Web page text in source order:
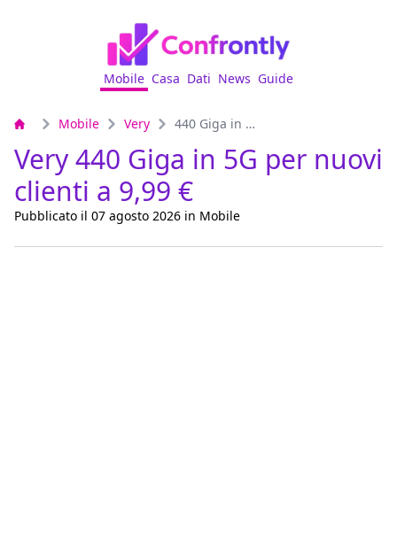
Mobile Casa Dati News Guide
Mobile Very 440 Giga in 5G per nuovi clienti
Very 440 Giga in 5G per nuovi
clienti a 9,99 €
Pubblicato il 07 agosto 2026 in Mobile